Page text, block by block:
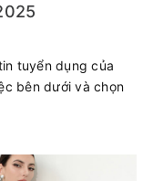
tuyển dụng của
bên dưới và chọn